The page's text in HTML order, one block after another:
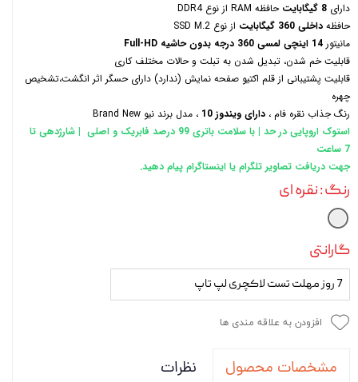
دارای 8 گیگابایت
حافظه RAM از نوع DDR4
حافظه داخلی 360 گیگابایت
از نوع SSD M.2
مانیتور 14 اینچی لمسی 360 درجه بدون حاشیه Full-HD
قابلیت خم شدن، تبدیل شدن به تبلت و حالات مختلف کاری
قابلیت پشتیبانی از قلم اکتیو صفحه نمایش (ندارد) دارای حسگر اثر انگشت،تشخیص
چهره
رنگ جذاب نقره فام ، دارای ویندوز 10
، مدل برند نیو Brand New
استوک اروپایی در حد | با سلامت باتری 99 درصد فابریک و اصلی | شارژدهی تا
7 ساعت
جهت دریافت تصاویر تلگرام یا اینستاگرام پیام دهید.
رنگ: نقره ای
گارانتی
7 روز مهلت تست لاکچری لپ تاپ
افزودن به علاقه مندی ها
مشخصات محصول نظرات